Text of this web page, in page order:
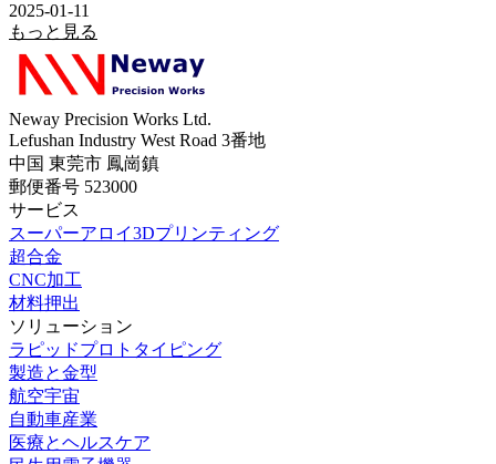
2025-01-11
もっと見る
Neway Precision Works Ltd.
Lefushan Industry West Road 3番地
中国 東莞市 鳳崗鎮
郵便番号 523000
サービス
スーパーアロイ3Dプリンティング
超合金
CNC加工
材料押出
ソリューション
ラピッドプロトタイピング
製造と金型
航空宇宙
自動車産業
医療とヘルスケア